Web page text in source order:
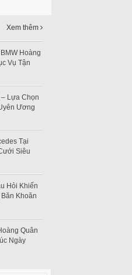
Xem thêm
Hoàng
Vụ Tận
Lựa Chọn
Ương
Tại
Siêu
Hỏi Khiến
Khoăn
Quân
Ngày